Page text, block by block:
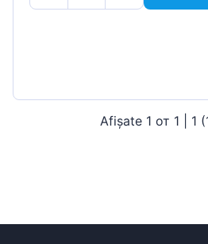
Afișate 1 от 1 | 1